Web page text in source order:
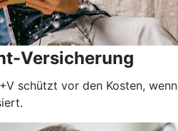
Versicherung
schützt vor den Kosten, wenn